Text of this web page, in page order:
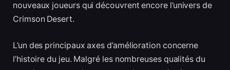
nouveaux joueurs qui découvrent encore l’univers de
Crimson Desert.
L’un des principaux axes d’amélioration concerne
l’histoire du jeu. Malgré les nombreuses qualités du